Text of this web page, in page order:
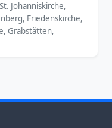
Johanniskirche,
Friedenskirche,
Grabstätten,